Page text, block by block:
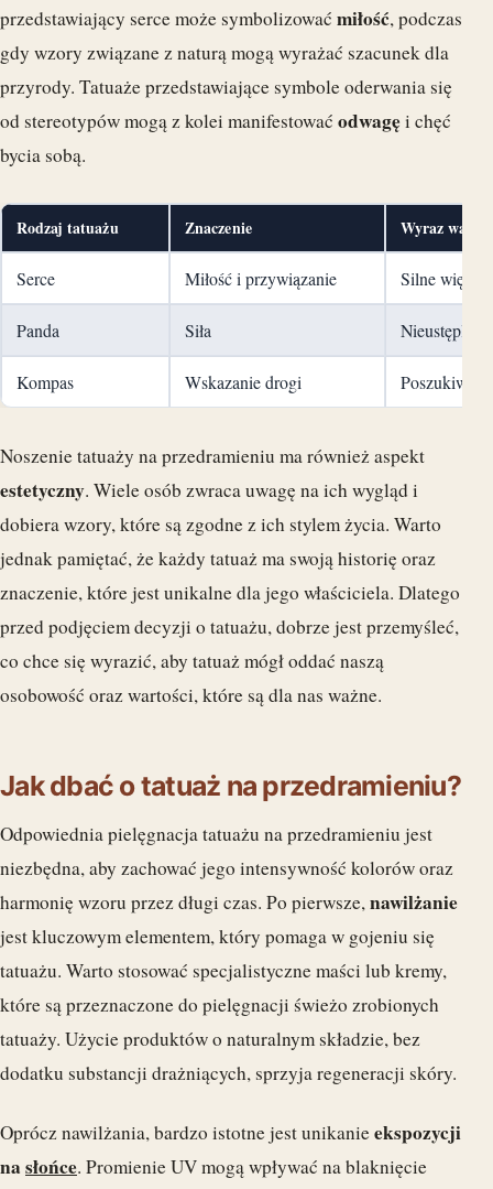
przedstawiający serce może symbolizować miłość, podczas
gdy wzory związane z naturą mogą wyrażać szacunek dla
przyrody. Tatuaże przedstawiające symbole oderwania się
od stereotypów mogą z kolei manifestować odwagęi chęć
bycia sobą.
Rodzaj tatuażu Znaczenie Wyraz
Serce Miłość i przywiązanie Silne więzi
Panda Siła
Kompas Wskazanie drogi
Noszenie tatuaży na przedramieniu ma również aspekt
estetyczny. Wiele osób zwraca uwagę na ich wygląd i
dobiera wzory, które są zgodne z ich stylem życia. Warto
jednak pamiętać, że każdy tatuaż ma swoją historię oraz
znaczenie, które jest unikalne dla jego właściciela. Dlatego
przed podjęciem decyzji o tatuażu, dobrze jest przemyśleć,
co chce się wyrazić, aby tatuaż mógł oddać naszą
osobowość oraz wartości, które są dla nas ważne.
Jak dbać o tatuaż na przedramieniu?
Odpowiednia pielęgnacja tatuażu na przedramieniu jest
niezbędna, aby zachować jego intensywność kolorów oraz
harmonię wzoru przez długi czas. Po pierwsze,nawilżanie
jest kluczowym elementem, który pomaga w gojeniu się
tatuażu. Warto stosować specjalistyczne maści lub kremy,
które są przeznaczone do pielęgnacji świeżo zrobionych
tatuaży. Użycie produktów o naturalnym składzie, bez
dodatku substancji drażniących, sprzyja regeneracji skóry.
Oprócz nawilżania, bardzo istotne jest unikanieekspozycji
na słońce. Promienie UV mogą wpływać na blaknięcie